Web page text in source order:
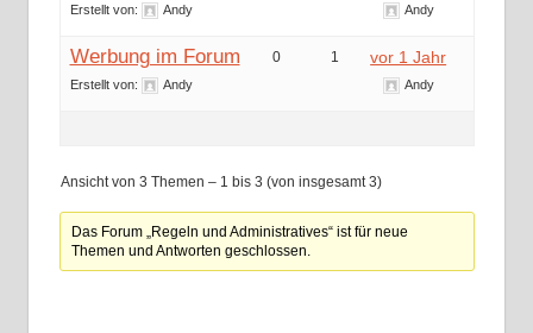
Erstellt von: Andy Andy
Werbung im Forum
Erstellt von: Andy
0 1 vor 1 Jahr
Andy
Ansicht von 3 Themen – 1 bis 3 (von insgesamt 3)
Das Forum „Regeln und Administratives“ ist für neue
Themen und Antworten geschlossen.